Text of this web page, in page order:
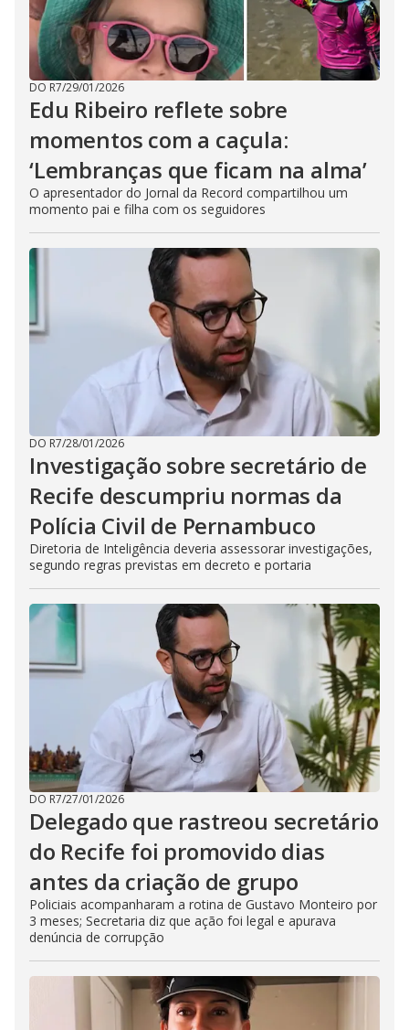
DO R7/29/01/2026
Edu Ribeiro reflete sobre
momentos com a caçula:
‘Lembranças que ficam na alma’
O apresentador do Jornal da Record compartilhou um
momento pai e filha com os seguidores
DO R7/28/01/2026
Investigação sobre secretário de
Recife descumpriu normas da
Polícia Civil de Pernambuco
Diretoria de Inteligência deveria assessorar investigações,
segundo regras previstas em decreto e portaria
DO R7/27/01/2026
Delegado que rastreou secretário
do Recife foi promovido dias
antes da criação de grupo
Policiais acompanharam a rotina de Gustavo Monteiro por
3 meses; Secretaria diz que ação foi legal e apurava
denúncia de corrupção